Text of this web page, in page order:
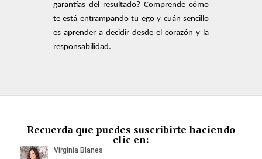
garantías del resultado? Comprende cómo
te está entrampando tu ego y cuán sencillo
es aprender a decidir desde el corazón y la
responsabilidad.
Recuerda que puedes suscribirte haciendo
clic en: